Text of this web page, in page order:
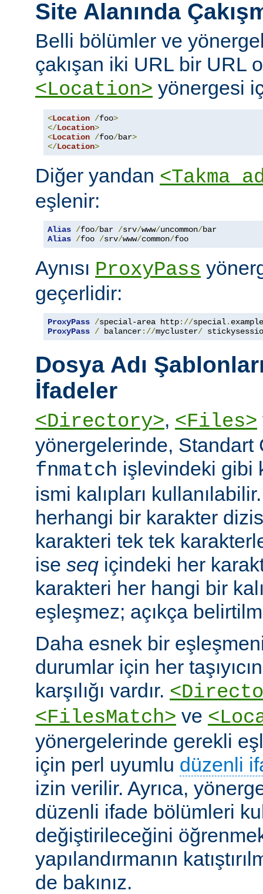
Site Alanında
Belli bölümler ve
çakışan iki URL bir URL
<Location> yönergesi
<Location /foo>
</Location>
<Location /foo/bar>
</Location>
Diğer yandan <Takma
eşlenir:
Alias /foo/bar /srv/www/uncommon/
Alias /foo /srv/www/common/foo
Aynısı ProxyPass
geçerlidir:
ProxyPass /special-area http://special. example
ProxyPass / balancer://mycluster/
Dosya Adı
İfadeler
<Directory>, <Files>
yönergelerinde, Standart
fnmatch işlevindeki gibi
ismi kalıpları
herhangi bir karakter
karakteri tek tek
ise seq içindeki her
karakteri her hangi bir
eşleşmez; açıkça
Daha esnek bir
durumlar için her
karşılığı vardır.
<FilesMatch> ve
yönergelerinde gerekli
için perl uyumlu düzenli
izin verilir. Ayrıca,
düzenli ifade bölümleri
değiştirileceğini
yapılandırmanın
de bakınız.